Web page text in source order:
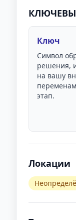
Ключ
Символ
решения,
на вашу
этап.
Локации